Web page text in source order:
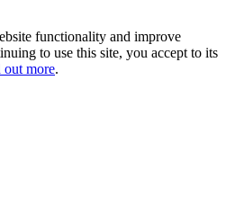
functionality and improve
to use this site, you accept to its
more.